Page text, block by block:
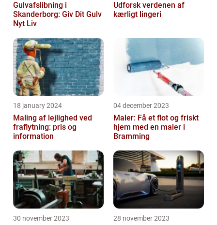
Gulvafslibning i
Skanderborg: Giv Dit Gulv
Nyt Liv
Udforsk verdenen af
kærligt lingeri
18 january 2024
Maling af lejlighed ved
fraflytning: pris og
information
04 december 2023
Maler: Få et flot og friskt
hjem med en maler i
Bramming
30 november 2023 28 november 2023